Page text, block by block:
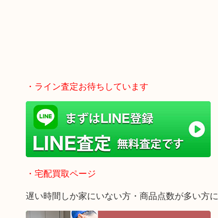
・ライン査定お待ちしています
・宅配買取ページ
遅い時間しか家にいない方・商品点数が多い方